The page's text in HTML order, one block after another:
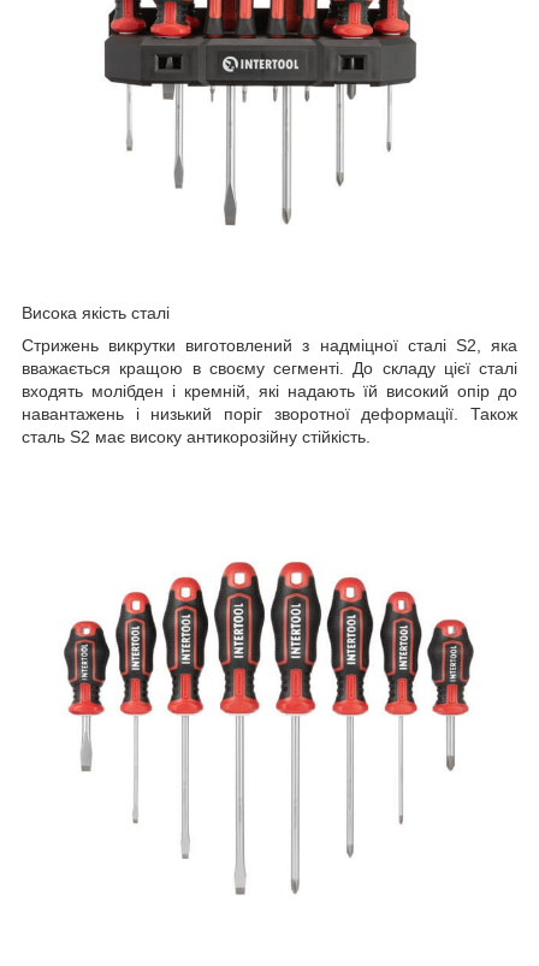
Висока якість сталі
Стрижень викрутки виготовлений з надміцної сталі S2, яка
вважається кращою в своєму сегменті. До складу цієї сталі
входять молібден і кремній, які надають їй високий опір до
навантажень і низький поріг зворотної деформації. Також
сталь S2 має високу антикорозійну стійкість.